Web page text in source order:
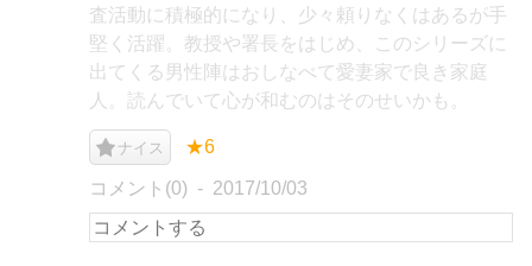
査活動に積極的になり、少々頼りなくはあるが手
堅く活躍。教授や署長をはじめ、このシリーズに
出てくる男性陣はおしなべて愛妻家で良き家庭
人。読んでいて心が和むのはそのせいかも。
ナイス ★6
コメント(0) 2017/10/03